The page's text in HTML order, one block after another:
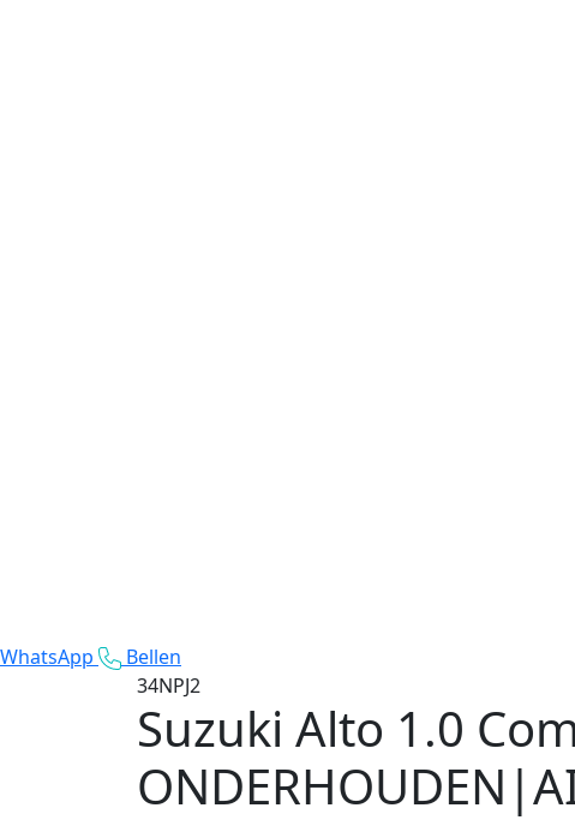
WhatsApp
Bellen
34NPJ2
Suzuki Alto 1.0